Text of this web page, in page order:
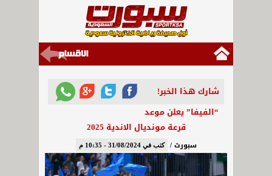
شارك هذا الخبر!
“الفيفا” يعلن موعد
قرعة مونديال الاندية 2025
سبورت / كتب في 31/08/2024 - 10:35 م